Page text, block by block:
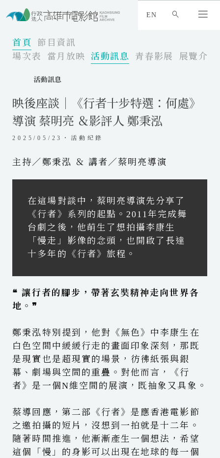
EN
首頁
節目資訊
場次表
當月放映 活動訊息 青春影展 展覽介紹
活動訊息
映後座談｜《行者十步特選：何處》
導演 蔡明亮 ＆影評人 鄭秉泓
2025/05/23・活動紀錄
主持／鄭秉泓 ＆ 講者／蔡明亮導演
在這場對談中，蔡明亮導演先分享了
《行者》系列的起點。2011年完成舞
台劇之後，他萌生了想拍攝李康生
「慢走」影像的念頭，也開啟了長達
十多年的《行者》旅程。
❝ 讓行者的腳步，帶著玄奘精神走向世界各
地。❞
鄭秉泓特別提到，他對《無色》中李康生在
白色空間中緩緩行走的畫面印象深刻，那既
是現實也是超現實的場景，彷彿紙張與銀
幕、劇場與空間的重疊。對他而言，《行
者》是一個N維空間的展演，既抽象又具象。
蔡導回應，第二部《行者》是應香港電影節
之邀拍攝的短片，沒想到一拍就是十二年。
隨著時間推進，他漸漸產生一個想法，希望
這個「慢」的身影可以出現在地球的每一個